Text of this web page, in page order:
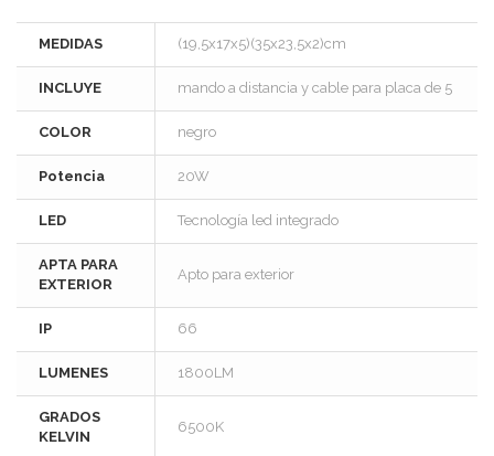
MEDIDAS (19,5x17x5)(35x23,5x2)cm
INCLUYE mando a distancia y cable para placa de 5
COLOR negro
Potencia 20W
LED Tecnología led integrado
APTA PARA
EXTERIOR
Apto para exterior
IP 66
LUMENES 1800LM
GRADOS
KELVIN
6500K